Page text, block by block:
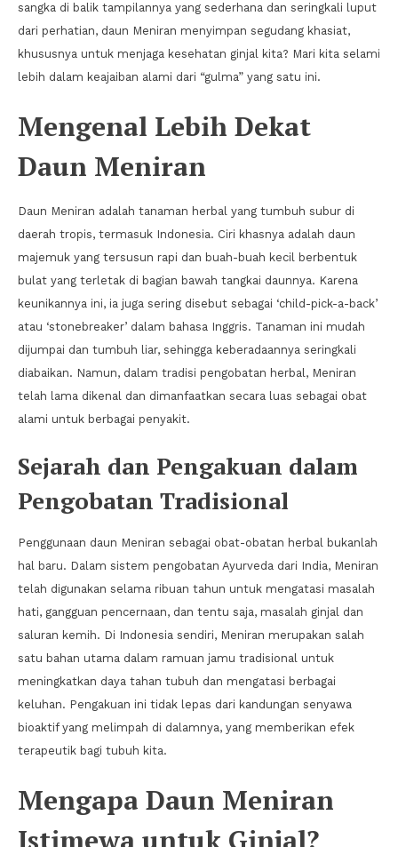
sangka di balik tampilannya yang sederhana dan seringkali luput
dari perhatian, daun Meniran menyimpan segudang khasiat,
khususnya untuk menjaga kesehatan ginjal kita? Mari kita selami
lebih dalam keajaiban alami dari “gulma” yang satu ini.
Mengenal Lebih Dekat
Daun Meniran
Daun Meniran adalah tanaman herbal yang tumbuh subur di
daerah tropis, termasuk Indonesia. Ciri khasnya adalah daun
majemuk yang tersusun rapi dan buah-buah kecil berbentuk
bulat yang terletak di bagian bawah tangkai daunnya. Karena
keunikannya ini, ia juga sering disebut sebagai ‘child-pick-a-back’
atau ‘stonebreaker’ dalam bahasa Inggris. Tanaman ini mudah
dijumpai dan tumbuh liar, sehingga keberadaannya seringkali
diabaikan. Namun, dalam tradisi pengobatan herbal, Meniran
telah lama dikenal dan dimanfaatkan secara luas sebagai obat
alami untuk berbagai penyakit.
Sejarah dan Pengakuan dalam
Pengobatan Tradisional
Penggunaan daun Meniran sebagai obat-obatan herbal bukanlah
hal baru. Dalam sistem pengobatan Ayurveda dari India, Meniran
telah digunakan selama ribuan tahun untuk mengatasi masalah
hati, gangguan pencernaan, dan tentu saja, masalah ginjal dan
saluran kemih. Di Indonesia sendiri, Meniran merupakan salah
satu bahan utama dalam ramuan jamu tradisional untuk
meningkatkan daya tahan tubuh dan mengatasi berbagai
keluhan. Pengakuan ini tidak lepas dari kandungan senyawa
bioaktif yang melimpah di dalamnya, yang memberikan efek
terapeutik bagi tubuh kita.
Mengapa Daun Meniran